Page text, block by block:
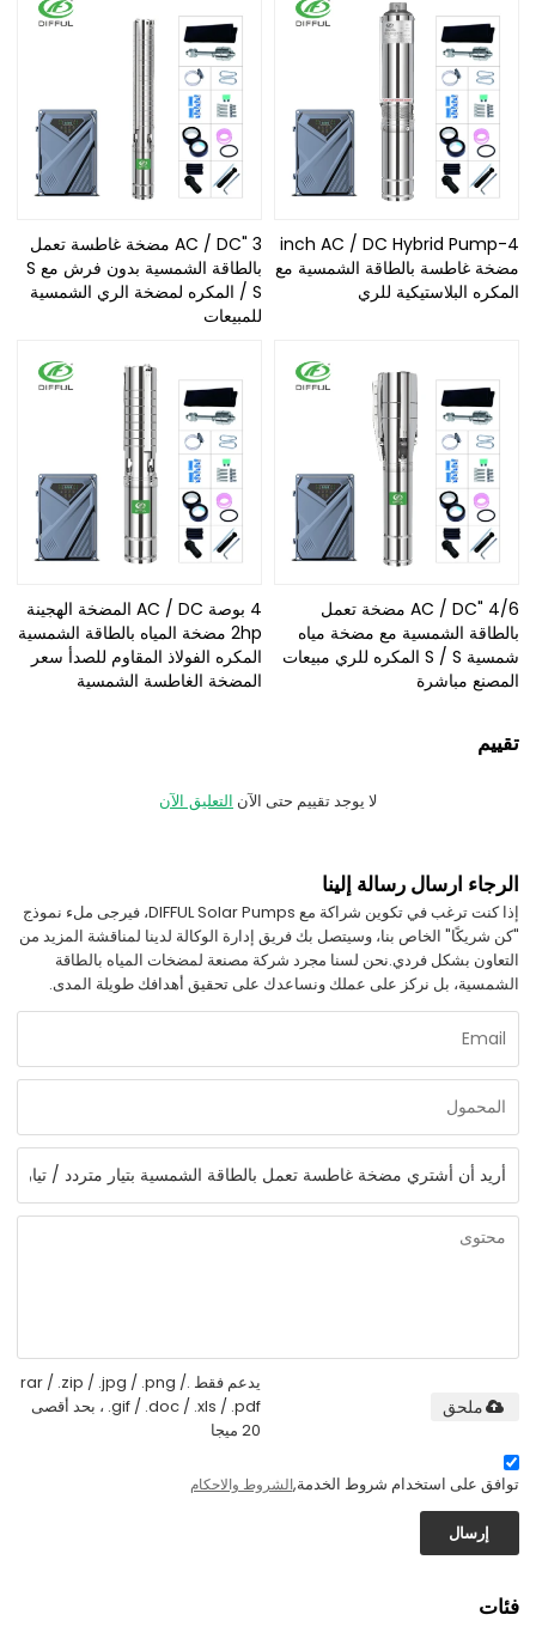
4-inch AC / DC Hybrid Pump
مضخة غاطسة بالطاقة الشمسية مع
المكره البلاستيكية للري
3 "AC / DC مضخة غاطسة تعمل
بالطاقة الشمسية بدون فرش مع S
/ S المكره لمضخة الري الشمسية
للمبيعات
4/6 "AC / DC مضخة تعمل
بالطاقة الشمسية مع مضخة مياه
شمسية S / S المكره للري مبيعات
المصنع مباشرة
4 بوصة AC / DC المضخة الهجينة
2hp مضخة المياه بالطاقة الشمسية
المكره الفولاذ المقاوم للصدأ سعر
المضخة الغاطسة الشمسية
تقييم
لا يوجد تقييم حتى الآن التعليق الآن
الرجاء ارسال رسالة إلينا
إذا كنت ترغب في تكوين شراكة مع DIFFUL Solar Pumps، فيرجى ملء نموذج
"كن شريكًا" الخاص بنا، وسيتصل بك فريق إدارة الوكالة لدينا لمناقشة المزيد من
التعاون بشكل فردي.نحن لسنا مجرد شركة مصنعة لمضخات المياه بالطاقة
الشمسية، بل نركز على عملك ونساعدك على تحقيق أهدافك طويلة المدى.
يدعم فقط .rar / .zip / .jpg / .png /
.gif / .doc / .xls / .pdf ، بحد أقصى
20 ميجا
ملحق
توافق على استخدام شروط الخدمة,الشروط والاحكام
إرسال
فئات